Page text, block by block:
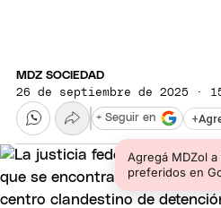
MDZ SOCIEDAD
26 de septiembre de 2025 ·
+
Agregá MDZol
preferidos en
+ Seguir en